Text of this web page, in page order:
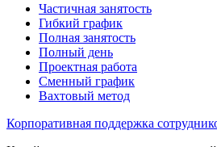
Частичная занятость
Гибкий график
Полная занятость
Полный день
Проектная работа
Сменный график
Вахтовый метод
Корпоративная поддержка